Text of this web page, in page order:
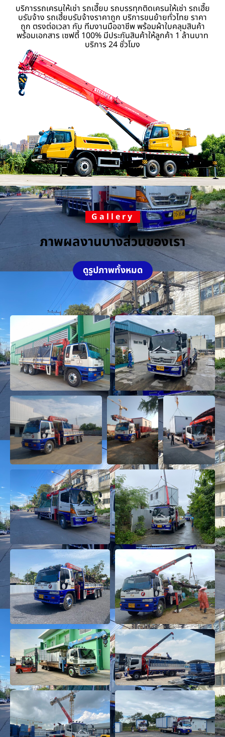
บริการรถเครนให้เช่า รถเฮี๊ยบ รถบรรทุกติดเครนให้เช่า รถเฮี๊ย
บรับจ้าง รถเฮี้ยบรับจ้างราคาถูก บริการขนย้ายทั่วไทย ราคา
ถูก ตรงต่อเวลา กับ ทีมงานมืออาชีพ พร้อมผ้าใบคลุมสินค้า
พร้อมเอกสาร เซฟตี้ 100% มีประกันสินค้าให้ลูกค้า 1 ล้านบาท
บริการ 24 ชั่วโมง
Gallery
ภาพผลงานบางส่วนของเรา
ดูรูปภาพทั้งหมด